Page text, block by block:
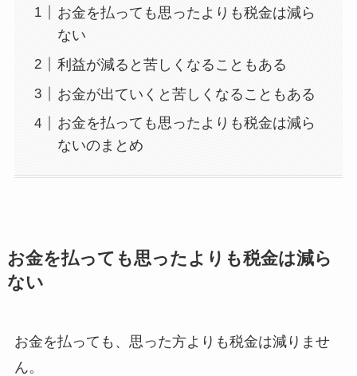
お金を払っても思ったよりも税金は減ら
ない
利益が減ると苦しくなることもある
お金が出ていくと苦しくなることもある
お金を払っても思ったよりも税金は減ら
ないのまとめ
お金を払っても思ったよりも税金は減ら
ない
お金を払っても、思った方よりも税金は減りませ
ん。